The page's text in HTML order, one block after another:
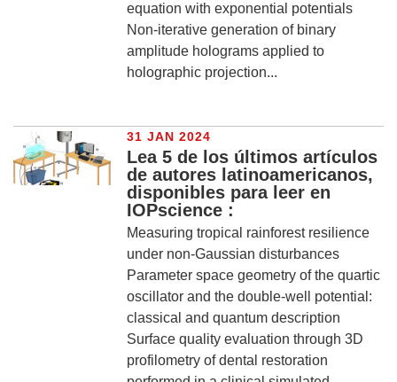
equation with exponential potentials
Non-iterative generation of binary
amplitude holograms applied to
holographic projection...
31 JAN 2024
Lea 5 de los últimos artículos
de autores latinoamericanos,
disponibles para leer en
IOPscience :
Measuring tropical rainforest resilience
under non-Gaussian disturbances
Parameter space geometry of the quartic
oscillator and the double-well potential:
classical and quantum description
Surface quality evaluation through 3D
profilometry of dental restoration